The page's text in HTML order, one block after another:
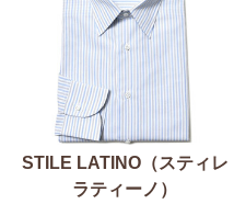
STILE LATINO（スティレ
ラティーノ）